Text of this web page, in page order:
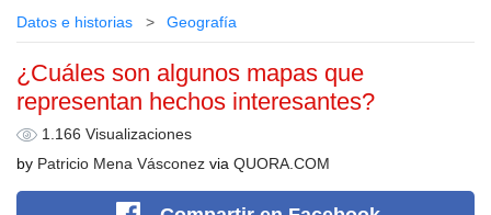
Datos e historias Geografía
¿Cuáles son algunos mapas que
representan hechos interesantes?
1.166 Visualizaciones
by Patricio Mena Vásconez via QUORA.COM